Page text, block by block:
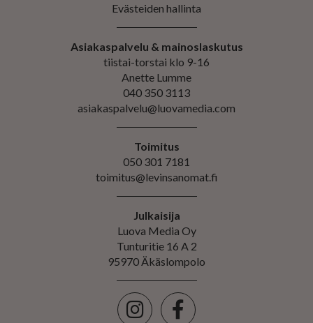
Evästeiden hallinta
Asiakaspalvelu & mainoslaskutus
tiistai-torstai klo 9-16
Anette Lumme
040 350 3113
asiakaspalvelu@luovamedia.com
Toimitus
050 301 7181
toimitus@levinsanomat.fi
Julkaisija
Luova Media Oy
Tunturitie 16 A 2
95970 Äkäslompolo